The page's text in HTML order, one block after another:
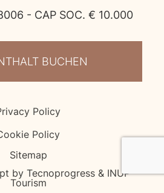
- CAP SOC. € 10.000
BUCHEN
Policy
Policy
Sitemap
by Tecnoprogress & INUP
Tourism